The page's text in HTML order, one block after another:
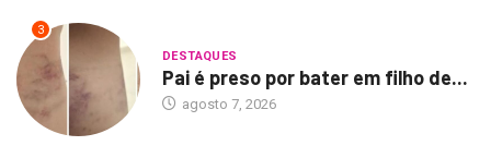
3
DESTAQUES
Pai é preso por bater em filho de...
agosto 7, 2026